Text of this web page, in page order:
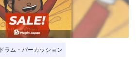
ドラム・パーカッション